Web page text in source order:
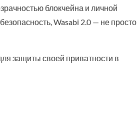
блокчейна и личной
Wasabi 2.0 — не просто
защиты своей приватности в